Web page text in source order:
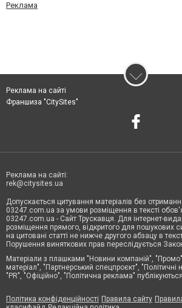
Реклама
Реклама на сайті
Франшиза "CitySites"
Реклама на сайті:
rek@citysites.ua
Допускається цитування матеріалів без
03247.com.ua за умови розміщення в тексті
03247.com.ua - Сайт Трускавця. Для інтернет-
розміщення прямого, відкритого для пошукових
на цитовані статті не нижче другого абзацу в
Порушення виняткових прав переслідується
Матеріали з плашками "Новини компаній",
матеріал", "Партнерський спецпроєкт", "Політичні
"PR", "Офіційно", "Політична реклама"
Політика конфіденційності Правила сайту